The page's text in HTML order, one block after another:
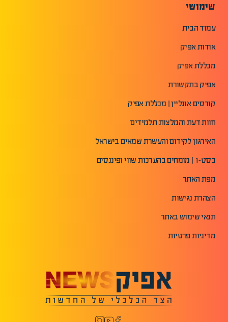
שימושי
עמוד הבית
אודות אפיק
מכללת אפיק
אפיק בתקשורת
קורסים אונליין | מכללת אפיק
חוות דעת והמלצות תלמידים
האירגון לקידום והעשרת שמאים בישראל
בסט-1 | מומחים בהערכות שווי ופיננסים
מפת האתר
הצהרת נגישות
תנאי שימוש באתר
מדיניות פרטיות